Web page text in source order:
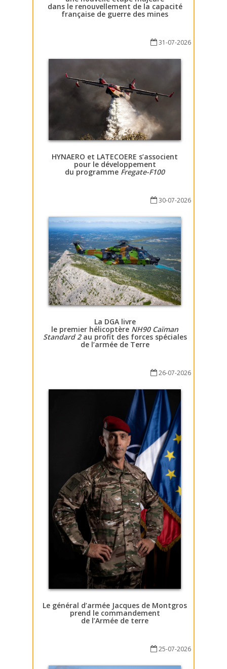
dans le renouvellement de la capacité
française de guerre des mines
31-07-2026
HYNAERO et LATECOERE s’associent
pour le développement
du programme Fregate-F100
30-07-2026
La DGA livre
le premier hélicoptère NH90 Caïman
Standard 2au profit des forces spéciales
de l’armée de Terre
26-07-2026
Le général d’armée Jacques de Montgros
prend le commandement
de l’Armée de terre
25-07-2026